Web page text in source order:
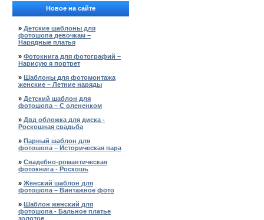
Новое на сайте
» Детские шаблоны для
фотошопа девочкам –
Нарядные платья
» Фотокнига для фотографий –
Нарисую я портрет
» Шаблоны для фотомонтажа
женские – Летние наряды
» Детский шаблон для
фотошопа – С олененком
» Двд обложка для диска -
Роскошная свадьба
» Парный шаблон для
фотошопа – Историческая пара
» Свадебно-романтическая
фотокнига - Роскошь
» Женский шаблон для
фотошопа – Винтажное фото
» Шаблон женский для
фотошопа - Бальное платье
золотое